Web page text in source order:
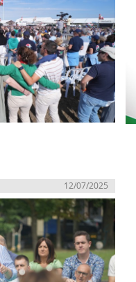
12/07/2025